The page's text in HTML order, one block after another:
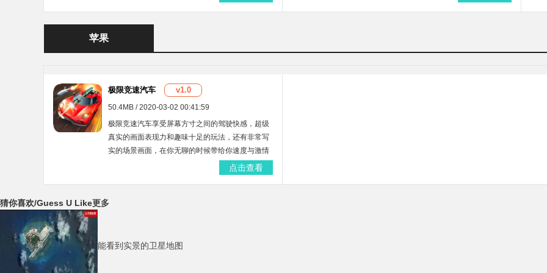
苹果
极限竞速汽车 v1.0
50.4MB / 2020-03-02 00:41:59
极限竞速汽车享受屏幕方寸之间的驾驶快感，超级
真实的画面表现力和趣味十足的玩法，还有非常写
实的场景画面，在你无聊的时候带给你速度与激情
的体验。还有各种名贵豪车等你来收集，在赛道上
点击查看
猜你喜欢/Guess U Like更多
能看到实景的卫星地图